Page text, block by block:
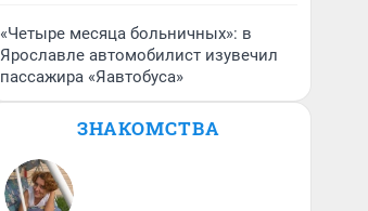
«Четыре месяца больничных»: в
Ярославле автомобилист изувечил
пассажира «Яавтобуса»
ЗНАКОМСТВА